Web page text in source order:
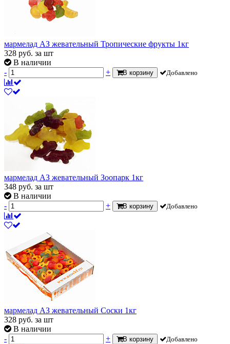
мармелад АЗ жевательный Тропические фрукты 1кг
328 руб. за шт
В наличии
-
+ В корзину Добавлено
мармелад АЗ жевательный Зоопарк 1кг
348 руб. за шт
В наличии
-
+ В корзину Добавлено
мармелад АЗ жевательный Соски 1кг
328 руб. за шт
В наличии
-
+ В корзину Добавлено